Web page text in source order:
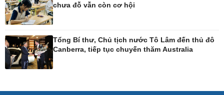
Công nghệ
Sành điệu
Tin Công nghệ
Trải nghiệm
Chuyển đổi số
Dinh dưỡng - món ngon
Cây thuốc
Làm đẹp - giảm cân
chưa đỗ vẫn còn cơ hội
Tổng Bí thư, Chủ tịch nước Tô Lâm đến thủ đô
Canberra, tiếp tục chuyến thăm Australia